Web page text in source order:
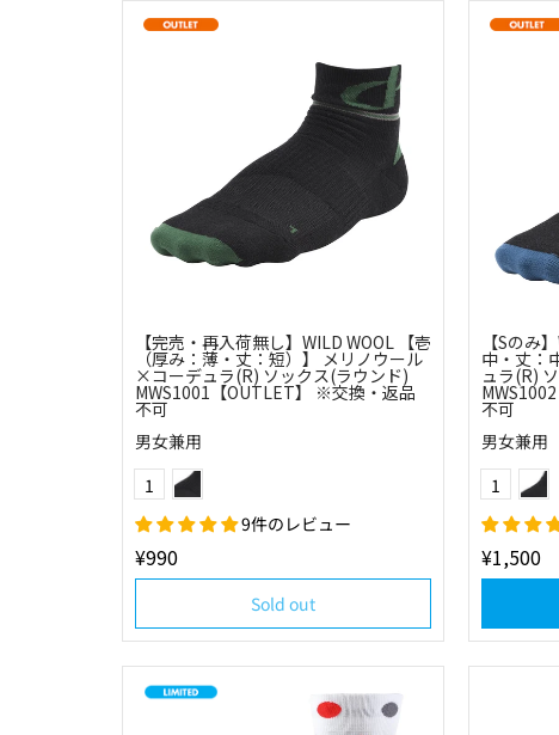
【完売・再入荷無し】WILD WOOL 【壱
（厚み：薄・丈：短）】 メリノウール
×コーデュラ(R) ソックス(ラウンド)
MWS1001【OUTLET】 ※交換・返品
不可
男女兼用
Color
1
9件のレビュー
¥990
Sold out
【Sのみ
中・丈：
ュラ(R)
不可
男女兼用
Color
1
¥1,500